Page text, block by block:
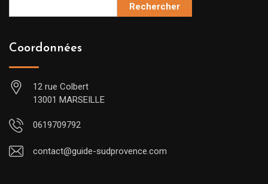
Rechercher
Coordonnées
12 rue Colbert
13001 MARSEILLE
0619709792
contact@guide-sudprovence.com